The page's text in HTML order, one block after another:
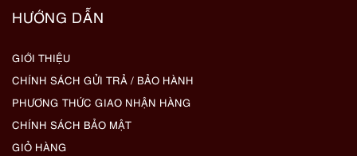
HƯỚNG DẪN
GIỚI THIỆU
CHÍNH SÁCH GỬI TRẢ / BẢO HÀNH
PHƯƠNG THỨC GIAO NHẬN HÀNG
CHÍNH SÁCH BẢO MẬT
GIỎ HÀNG